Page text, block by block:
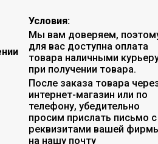
Условия:
Мы вам доверяем,
для вас доступна оплата
товара наличными
при получении товара.
После заказа товара
интернет-магазин или по
телефону, убедительно
просим прислать письмо с
реквизитами вашей
на нашу почту